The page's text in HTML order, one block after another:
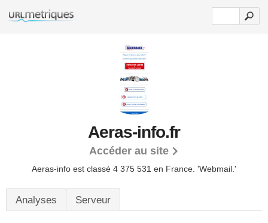
Aeras-info.fr
Accéder au site
Aeras-info est classé 4 375 531 en France. 'Webmail.'
Analyses Serveur